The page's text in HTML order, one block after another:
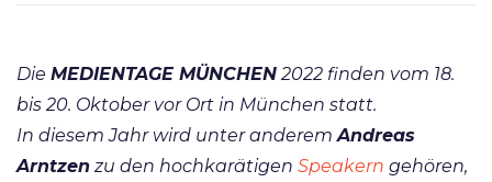
Die MEDIENTAGE MÜNCHEN 2022 finden vom 18.
bis 20. Oktober vor Ort in München statt.
In diesem Jahr wird unter anderemAndreas
Arntzen zu den hochkarätigen Speakern gehören,